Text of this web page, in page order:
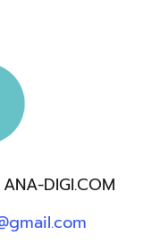
DIGI.COM